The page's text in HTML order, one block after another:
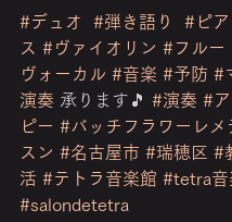
#デュオ #弾き語り #ピア
ス #ヴァイオリン #フルー
ヴォーカル #音楽 #予防 #
演奏 承ります🎵 #演奏 #
ピー #バッチフラワーレメ
スン #名古屋市 #瑞穂区 #
活 #テトラ音楽館 #tetra音
#salondetetra